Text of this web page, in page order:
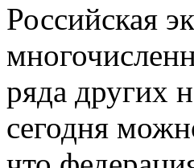
Российская
ряда других
сегодня